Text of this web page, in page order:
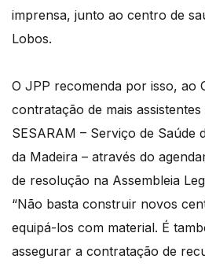
imprensa, junto ao centro de
Lobos.
O JPP recomenda por isso, ao
contratação de mais
SESARAM – Serviço de Saúde
da Madeira – através do
de resolução na Assembleia
“Não basta construir novos
equipá-los com material. É
assegurar a contratação de